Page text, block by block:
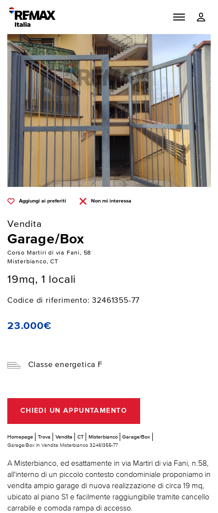
Aggiungi ai preferiti Non mi interessa
Vendita
Garage/Box
Corso Martiri di via Fani, 58
Misterbianco, CT
19mq, 1 locali
Codice di riferimento: 32461355-77
23.000€
Classe energetica F
CHIEDI UN APPUNTAMENTO
Homepage Trova Vendita CT Misterbianco
Garage/Box
Garage/Box In Vendita Misterbianco 32461355-77
A Misterbianco, ed esattamente in via Martiri di via Fani, n.58,
all'interno di un piccolo contesto condominiale proponiamo in
vendita ampio garage di nuova realizzazione di circa 19 mq,
ubicato al piano S1 e facilmente raggiungibile tramite cancello
carrabile e comoda rampa di accesso.